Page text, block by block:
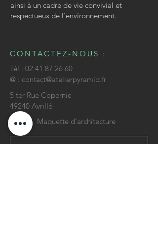
ainsi à un cadre de vie convivial et
respectueux de l'environnement.
CONTACTEZ-NOUS :
Tél : 02 41 87 26 60
@ : contact@atelierpyramid.fr
5 ter Rue Copernic
49240 Avrillé
Maquette d'architecture